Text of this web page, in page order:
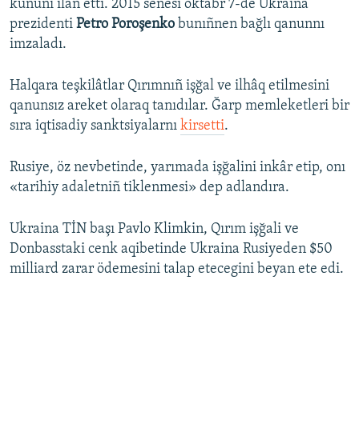
kününi ilân etti. 2015 senesi oktâbr 7-de Ukraina
prezidenti Petro Poroşenko bunıñnen bağlı qanunnı
imzaladı.
Halqara teşkilâtlar Qırımnıñ işğal ve ilhâq etilmesini
qanunsız areket olaraq tanıdılar. Ğarp memleketleri bir
sıra iqtisadiy sanktsiyalarnı kirsetti.
Rusiye, öz nevbetinde, yarımada işğalini inkâr etip, onı
«tarihiy adaletniñ tiklenmesi» dep adlandıra.
Ukraina TİN başı Pavlo Klimkin, Qırım işğali ve
Donbasstaki cenk aqibetinde Ukraina Rusiyeden $50
milliard zarar ödemesini talap etecegini beyan ete edi.